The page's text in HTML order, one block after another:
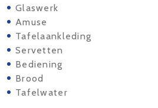
Glaswerk
Amuse
Tafelaankleding
Servetten
Bediening
Brood
Tafelwater